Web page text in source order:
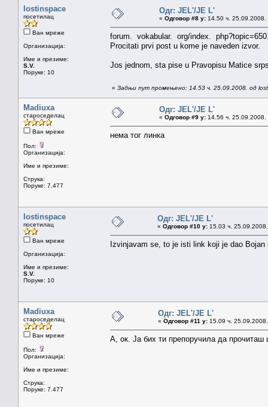
lostinspace
посетилац
Ван мреже
Организација:
Име и презиме:
S.V.
Поруке: 10
Одг: JEL'/JE L'
« Одговор #8 у: 14.50 ч. 25.09.2008.
forum. vokabular. org/index.
Procitati prvi post u kome je naveden
Jos jednom, sta pise u Pravopisu Matice
« Задњи пут промењено: 14.53 ч. 25.09.2008. од
Madiuxa
староседелац
Ван мреже
Пол:
Организација:
Име и презиме:
Струка:
Поруке: 7.477
Одг: JEL'/JE L'
« Одговор #9 у: 14.56 ч. 25.09.2008.
нема тог линка
lostinspace
посетилац
Ван мреже
Организација:
Име и презиме:
S.V.
Поруке: 10
Одг: JEL'/JE L'
« Одговор #10 у: 15.03 ч.
Izvinjavam se, to je isti link koji je dao
Madiuxa
староседелац
Ван мреже
Пол:
Организација:
Име и презиме:
Струка:
Поруке: 7.477
Одг: JEL'/JE L'
« Одговор #11 у: 15.09 ч.
А, ок. Ја бих ти препоручила да